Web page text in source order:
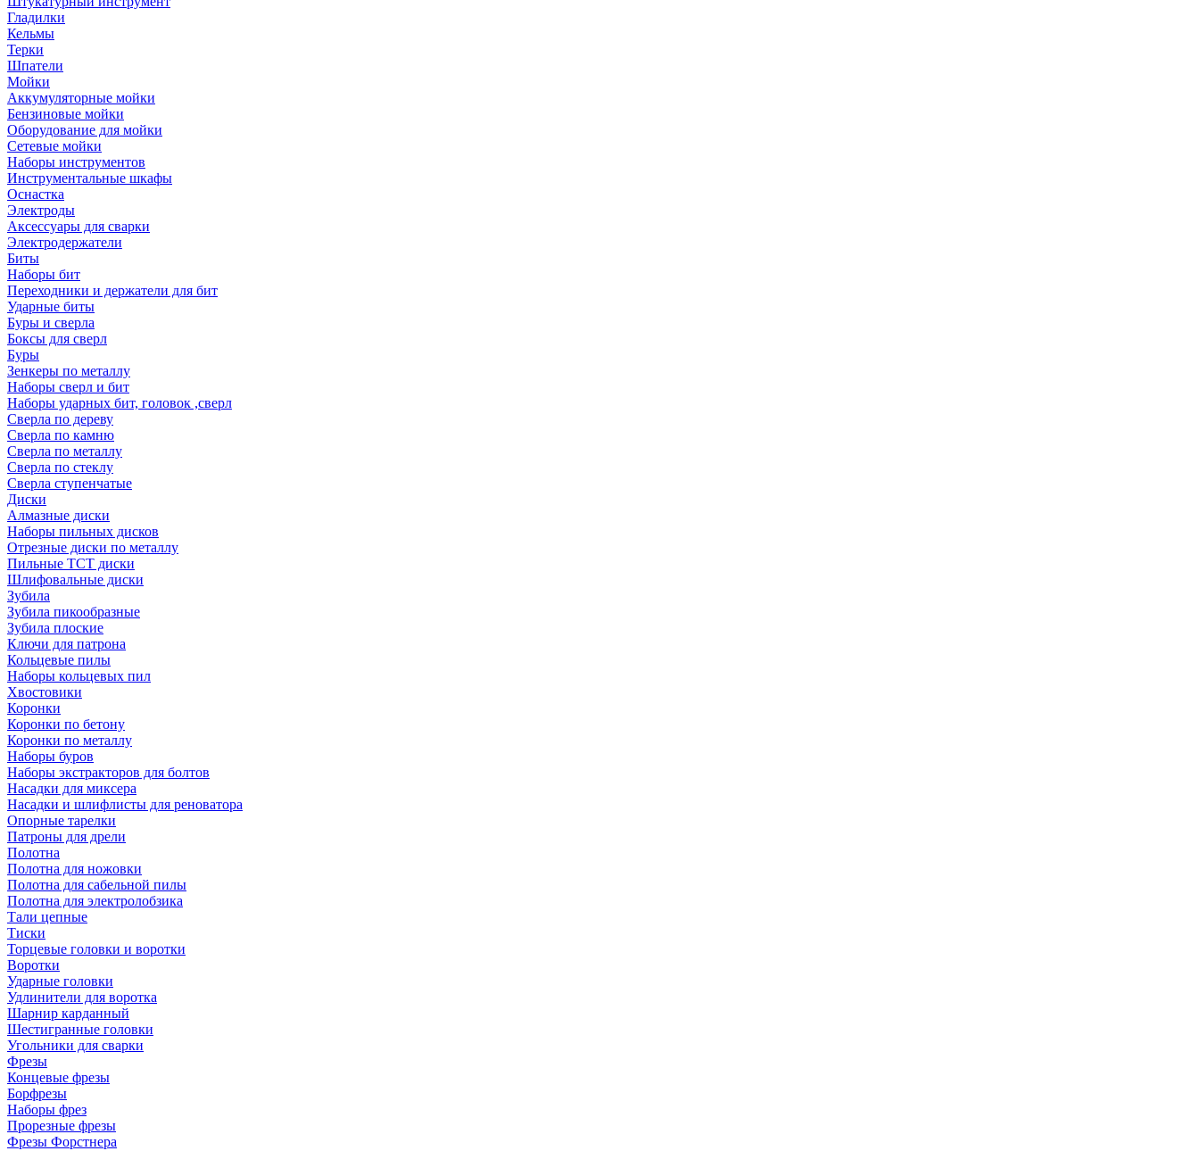
Гладилки
Кельмы
Терки
Шпатели
Мойки
Аккумуляторные мойки
Бензиновые мойки
Оборудование для мойки
Сетевые мойки
Наборы инструментов
Инструментальные шкафы
Оснастка
Электроды
Аксессуары для сварки
Электродержатели
Биты
Наборы бит
Переходники и держатели для бит
Ударные биты
Буры и сверла
Боксы для сверл
Буры
Зенкеры по металлу
Наборы сверл и бит
Наборы ударных бит, головок ,сверл
Сверла по дереву
Сверла по камню
Сверла по металлу
Сверла по стеклу
Сверла ступенчатые
Диски
Алмазные диски
Наборы пильных дисков
Отрезные диски по металлу
Пильные TCT диски
Шлифовальные диски
Зубила
Зубила пикообразные
Зубила плоские
Ключи для патрона
Кольцевые пилы
Наборы кольцевых пил
Хвостовики
Коронки
Коронки по бетону
Коронки по металлу
Наборы буров
Наборы экстракторов для болтов
Насадки для миксера
Насадки и шлифлисты для реноватора
Опорные тарелки
Патроны для дрели
Полотна
Полотна для ножовки
Полотна для сабельной пилы
Полотна для электролобзика
Тали цепные
Тиски
Торцевые головки и воротки
Воротки
Ударные головки
Удлинители для воротка
Шарнир карданный
Шестигранные головки
Угольники для сварки
Фрезы
Концевые фрезы
Борфрезы
Наборы фрез
Прорезные фрезы
Фрезы Форстнера